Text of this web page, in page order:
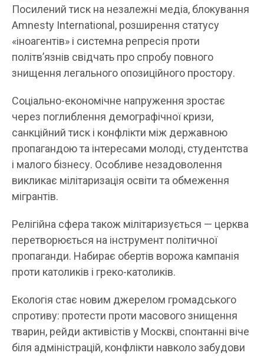
Посилений тиск на незалежні медіа, блокування
Amnesty International, розширення статусу
«іноагентів» і системна репресія проти
політв’язнів свідчать про спробу повного
знищення легального опозиційного простору.
Соціально-економічне напруження зростає
через поглиблення демографічної кризи,
санкційний тиск і конфлікти між державною
пропагандою та інтересами молоді, студентства
і малого бізнесу. Особливе незадоволення
викликає мілітаризація освіти та обмеження
мігрантів.
Релігійна сфера також мілітаризується — церква
перетворюється на інструмент політичної
пропаганди. Набирає обертів ворожа кампанія
проти католиків і греко-католиків.
Екологія стає новим джерелом громадського
спротиву: протести проти масового знищення
тварин, рейди активістів у Москві, спонтанні віче
біля адміністрацій, конфлікти навколо забудови